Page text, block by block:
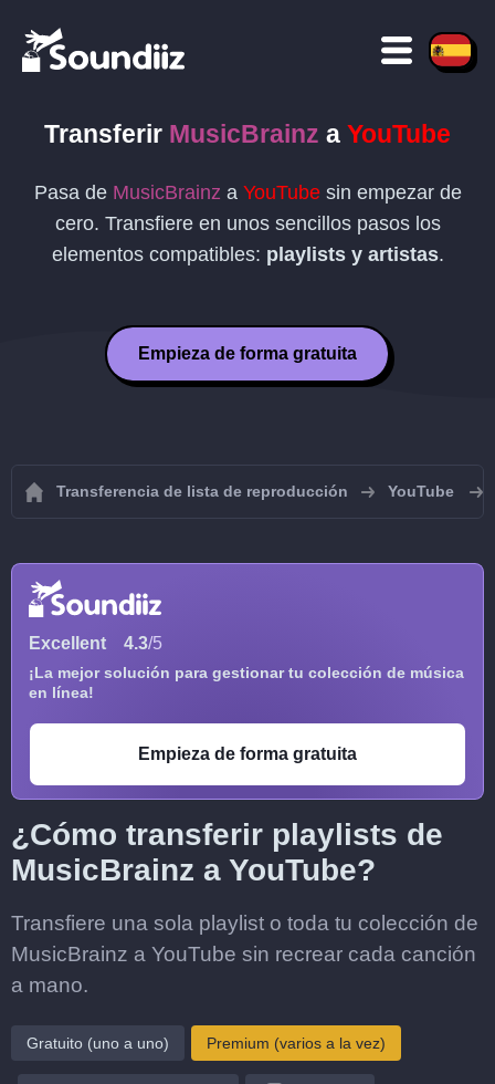
Transferir MusicBrainz a YouTube
Pasa de MusicBrainz a YouTubesin empezar de
cero. Transfiere en unos sencillos pasos los
elementos compatibles: playlists y artistas.
Empieza de forma gratuita
Transferencia de lista de reproducción YouTube
Excellent 4.3/5
¡La mejor solución para gestionar tu colección de música
en línea!
Empieza de forma gratuita
¿Cómo transferir playlists de
MusicBrainz a YouTube?
Transfiere una sola playlist o toda tu colección de
MusicBrainz a YouTube sin recrear cada canción
a mano.
Gratuito (uno a uno) Premium (varios a la vez)